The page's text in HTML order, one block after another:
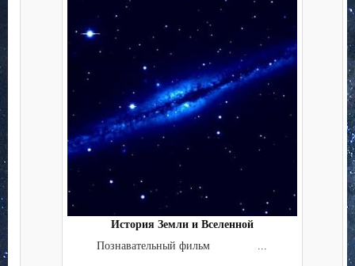
История Земли и Вселенной
Познавательный фильм ...